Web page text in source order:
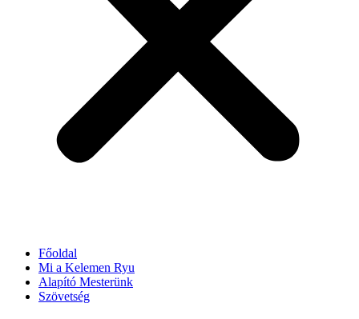
Főoldal
Mi a Kelemen Ryu
Alapító Mesterünk
Szövetség